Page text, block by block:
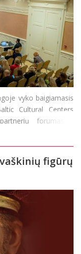
vyko baigiamasis
Cultural Centers
forumas -
iš Lietuvos,
figūrų